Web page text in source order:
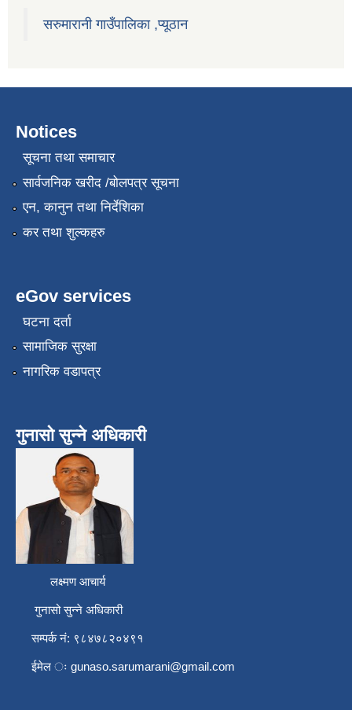
सरुमारानी गाउँपालिका ,प्यूठान
Notices
सूचना तथा समाचार
सार्वजनिक खरीद /बोलपत्र सूचना
एन, कानुन तथा निर्देशिका
कर तथा शुल्कहरु
eGov services
घटना दर्ता
सामाजिक सुरक्षा
नागरिक वडापत्र
गुनासो सुन्ने अधिकारी
लक्ष्मण आचार्य
गुनासो सुन्ने अधिकारी
सम्पर्क नं: ९८४७८२०४९१
ईमेल ः gunaso.sarumarani@gmail.com